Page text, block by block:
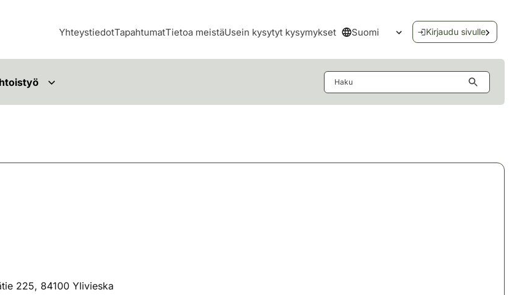
YhteystiedotTapahtumatTietoa meistäUsein kysytyt kysymykset Suomi
Avaa kielivalikko
Kirjaudu sivulle
225, 84100 Ylivieska